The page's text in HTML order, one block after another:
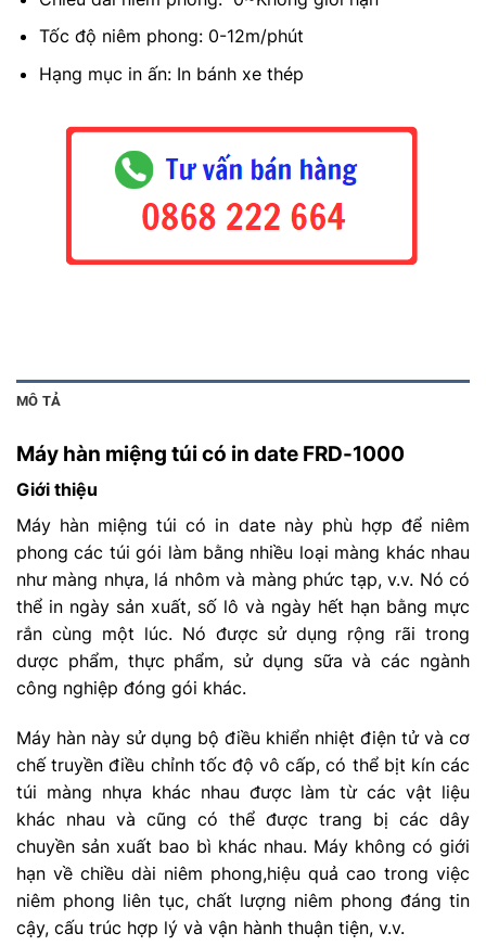
Tốc độ niêm phong: 0-12m/phút
Hạng mục in ấn: In bánh xe thép
MÔ TẢ
Máy hàn miệng túi có in date FRD-1000
Giới thiệu
Máy hàn miệng túi có in date này phù hợp để niêm
phong các túi gói làm bằng nhiều loại màng khác nhau
như màng nhựa, lá nhôm và màng phức tạp, v.v. Nó có
thể in ngày sản xuất, số lô và ngày hết hạn bằng mực
rắn cùng một lúc. Nó được sử dụng rộng rãi trong
dược phẩm, thực phẩm, sử dụng sữa và các ngành
công nghiệp đóng gói khác.
Máy hàn này sử dụng bộ điều khiển nhiệt điện tử và cơ
chế truyền điều chỉnh tốc độ vô cấp, có thể bịt kín các
túi màng nhựa khác nhau được làm từ các vật liệu
khác nhau và cũng có thể được trang bị các dây
chuyền sản xuất bao bì khác nhau. Máy không có giới
hạn về chiều dài niêm phong,hiệu quả cao trong việc
niêm phong liên tục, chất lượng niêm phong đáng tin
cậy, cấu trúc hợp lý và vận hành thuận tiện, v.v.